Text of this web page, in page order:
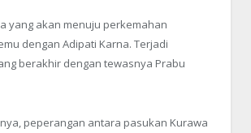
yang akan menuju perkemahan
dengan Adipati Karna. Terjadi
berakhir dengan tewasnya Prabu
peperangan antara pasukan Kurawa